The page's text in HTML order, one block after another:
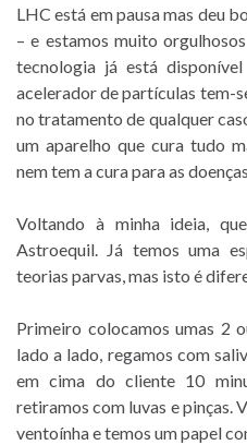
LHC está em pausa mas deu
– e estamos muito
tecnologia já está
acelerador de partículas tem-
no tratamento de qualquer
um aparelho que cura tudo
nem tem a cura para as
Voltando à minha ideia,
Astroequil. Já temos uma
teorias parvas, mas isto é
Primeiro colocamos umas 2
lado a lado, regamos com
em cima do cliente 10
retiramos com luvas e pinças.
ventoínha e temos um papel